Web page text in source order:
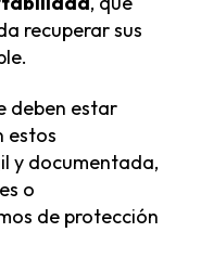
recuperar sus
deben estar
estos
y documentada,
o
de protección